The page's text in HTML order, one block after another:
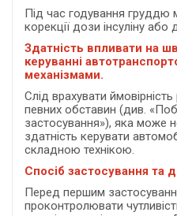
Під час годування груддю
корекції дози інсуліну або
Здатність впливати на
керуванні
механізмами.
Слід врахувати ймовірність
певних обставин (див.
застосування»), яка може
здатність керувати
складною технікою.
Спосіб застосування та
Перед першим
проконтролювати